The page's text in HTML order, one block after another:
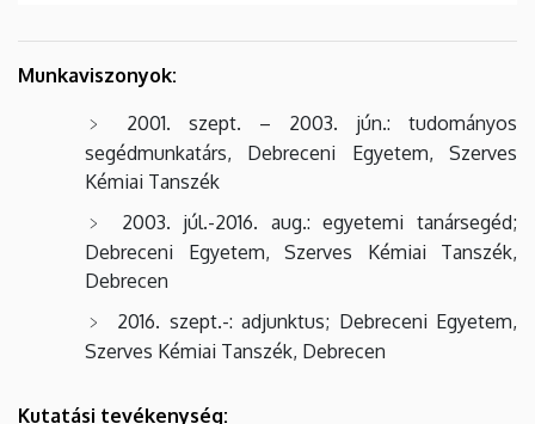
Munkaviszonyok:
2001. szept. – 2003. jún.: tudományos
segédmunkatárs, Debreceni Egyetem, Szerves
Kémiai Tanszék
2003. júl.-2016. aug.: egyetemi tanársegéd;
Debreceni Egyetem, Szerves Kémiai Tanszék,
Debrecen
2016. szept.-: adjunktus; Debreceni Egyetem,
Szerves Kémiai Tanszék, Debrecen
Kutatási tevékenység: